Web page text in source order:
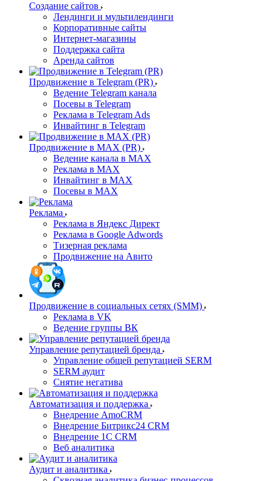
Создание сайтов
Лендинги и мультилендинги
Корпоративные сайты
Интернет-магазины
Поддержка сайта
Аренда сайтов
Продвижение в Telegram (PR)
Ведение Telegram канала
Посевы в Telegram
Реклама в Telegram Ads
Инвайтинг в Telegram
Продвижение в MAX (PR)
Ведение канала в MAX
Реклама в MAX
Инвайтинг в MAX
Посевы в MAX
Реклама
Реклама в Яндекс Директ
Реклама в Google Adwords
Тизерная реклама
Продвижение на Авито
Продвижение в социальных сетях (SMM)
Реклама в VK
Ведение группы ВК
Управление репутацией бренда
Управление общей репутацией SERM
SERM аудит
Снятие негатива
Автоматизация и поддержка
Внедрение AmoCRM
Внедрение Битрикс24 CRM
Внедрение 1C CRM
Веб аналитика
Аудит и аналитика